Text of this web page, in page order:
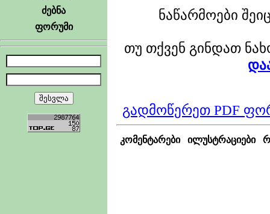
ძებნა
ფორუმი
ნაწარმოები
თუ თქვენ გინდათ
გადმოწერეთ PDF
კომენტარები ილუსტრაციები